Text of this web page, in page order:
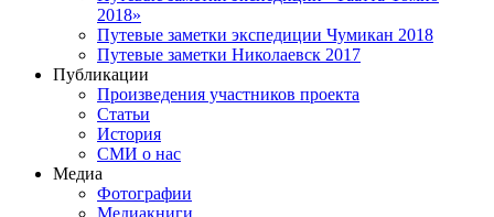
2018»
Путевые заметки экспедиции Чумикан 2018
Путевые заметки Николаевск 2017
Публикации
Произведения участников проекта
Статьи
История
СМИ о нас
Медиа
Фотографии
Медиакниги